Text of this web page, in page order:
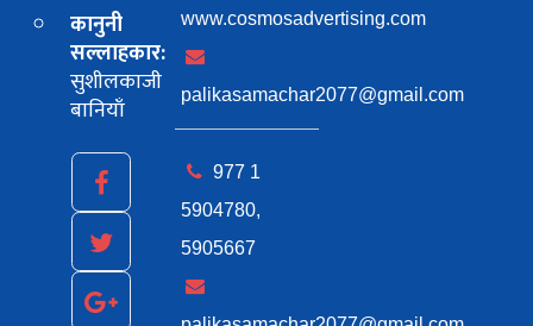
कानुनी
सल्लाहकार:
सुशीलकाजी
बानियाँ
www.cosmosadvertising.com
palikasamachar2077@gmail.com
977 1
5904780,
5905667